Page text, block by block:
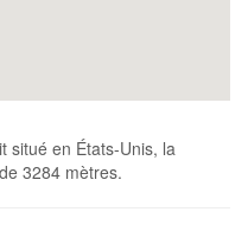
situé en États-Unis, la
3284 mètres.